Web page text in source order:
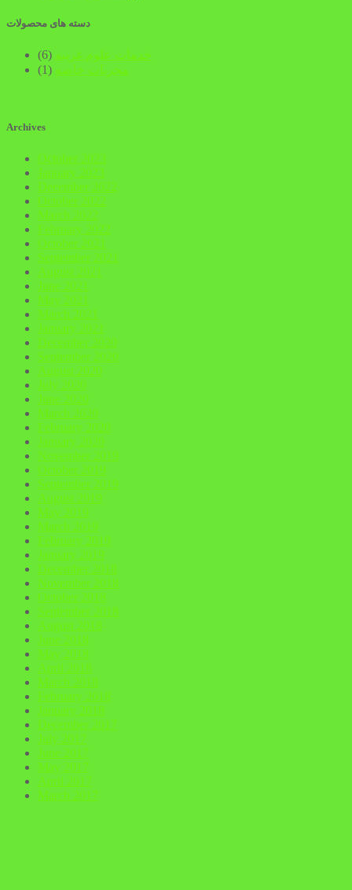
دسته های محصولات
خدمات علوم غریبه (6)
مجربات خاصه (1)
Archives
October 2023
January 2023
December 2022
October 2022
March 2022
February 2022
October 2021
September 2021
August 2021
June 2021
May 2021
March 2021
January 2021
December 2020
September 2020
August 2020
July 2020
June 2020
March 2020
February 2020
January 2020
November 2019
October 2019
September 2019
August 2019
May 2019
March 2019
February 2019
January 2019
December 2018
November 2018
October 2018
September 2018
August 2018
June 2018
May 2018
April 2018
March 2018
February 2018
January 2018
December 2017
July 2017
June 2017
May 2017
April 2017
March 2017